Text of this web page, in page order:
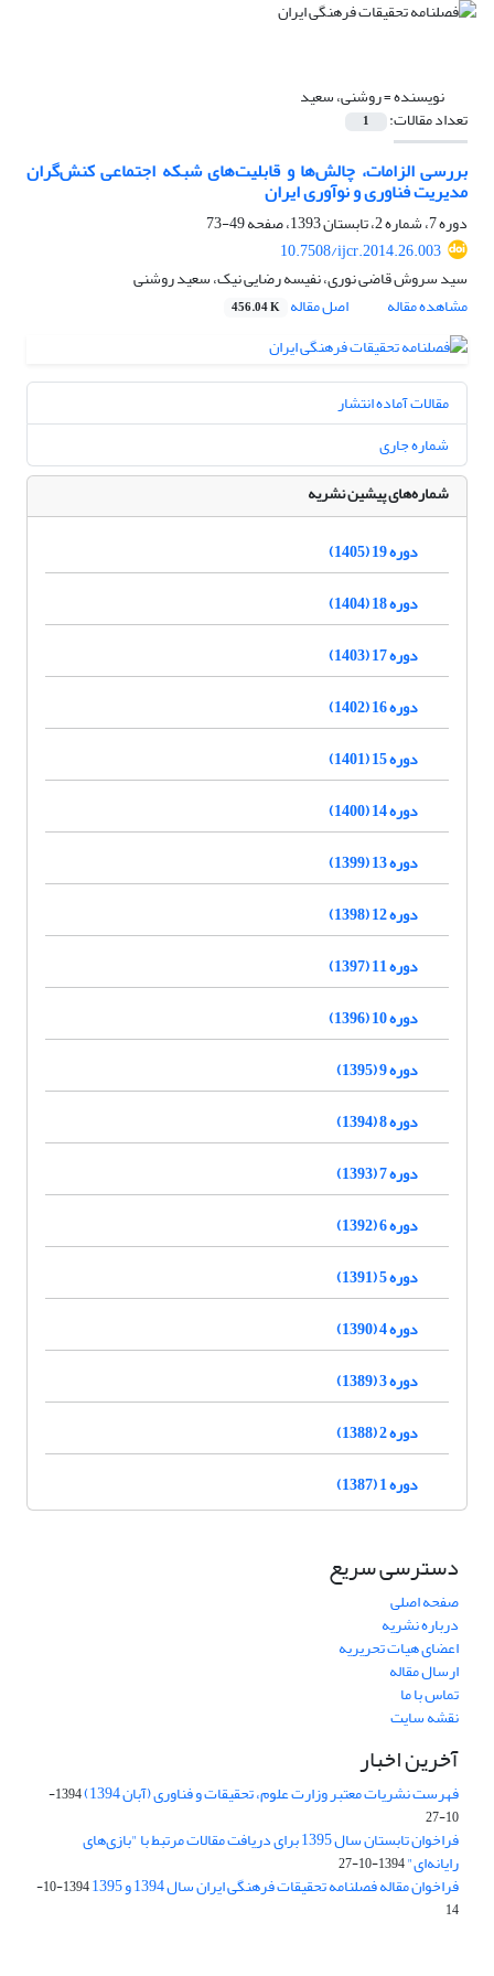
نویسنده =روشنی، سعید
تعداد مقالات: 1
بررسی الزامات، چالش‌ها و قابلیت‌های شبکه اجتماعی کنش‌گران
مدیریت فناوری و نوآوری ایران
دوره 7، شماره 2، تابستان 1393، صفحه
49-73
10.7508/ijcr.2014.26.003
سید سروش قاضی نوری، نفیسه رضایی نیک، سعید روشنی
مشاهده مقاله
اصل مقاله 456.04 K
مقالات آماده انتشار
شماره جاری
شماره‌های پیشین نشریه
دوره 19 (1405)
دوره 18 (1404)
دوره 17 (1403)
دوره 16 (1402)
دوره 15 (1401)
دوره 14 (1400)
دوره 13 (1399)
دوره 12 (1398)
دوره 11 (1397)
دوره 10 (1396)
دوره 9 (1395)
دوره 8 (1394)
دوره 7 (1393)
دوره 6 (1392)
دوره 5 (1391)
دوره 4 (1390)
دوره 3 (1389)
دوره 2 (1388)
دوره 1 (1387)
دسترسی سریع
صفحه اصلی
درباره نشریه
اعضای هیات تحریریه
ارسال مقاله
تماس با ما
نقشه سایت
آخرین اخبار
فهرست نشریات معتبر وزارت علوم، تحقیقات و فناوری (آبان 1394)
1394-
10-27
فراخوان تابستان سال 1395 برای دریافت مقالات مرتبط با "بازی‌های
رایانه‌ای"1394-10-27
فراخوان مقاله فصلنامه تحقیقات فرهنگی ایران سال 1394 و 1395
1394-10-
14